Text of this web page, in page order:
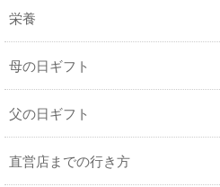
栄養
母の日ギフト
父の日ギフト
直営店までの行き方